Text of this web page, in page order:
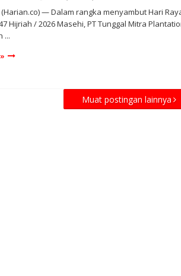
(Harian.co) — Dalam rangka menyambut Hari
Hijriah / 2026 Masehi, PT Tunggal Mitra
...
Muat postingan lainnya